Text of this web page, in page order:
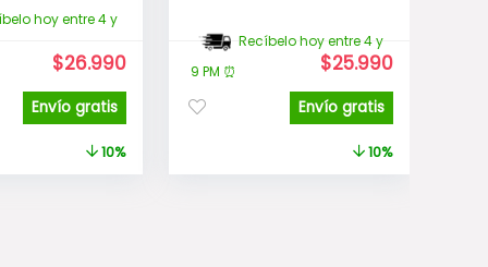
hoy entre 4 y
El
original
era:
$29.990.
$26.990El
es:
$26.990.
Envío gratis
10%
Recíbelo hoy entre 4 y
9 PM ⏰
El
original
era:
$28.990.
$25.990El
es:
$25.990.
Envío gratis
10%